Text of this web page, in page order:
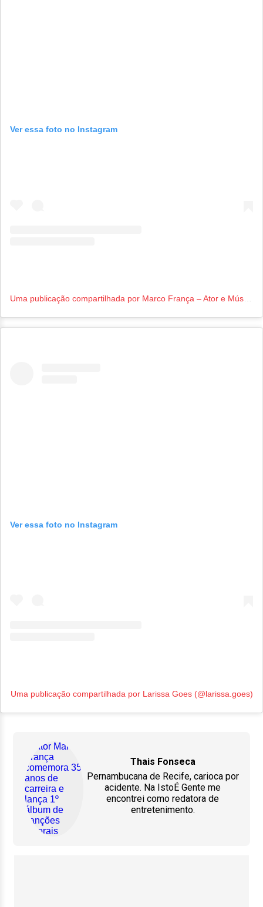
Ver essa foto no Instagram
Uma publicação compartilhada por Marco França – Ator e Músico – Potiguar (RN) em SP 📍RJ (@marcofranca13)
Ver essa foto no Instagram
Uma publicação compartilhada por Larissa Goes (@larissa.goes)
Thais Fonseca
Pernambucana de Recife, carioca por
acidente. Na IstoÉ Gente me
encontrei como redatora de
entretenimento.